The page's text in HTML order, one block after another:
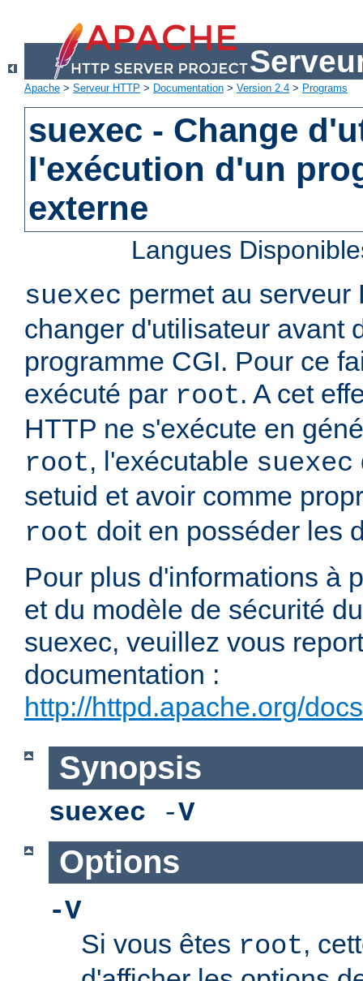
Apache > Serveur HTTP > Documentation > Version 2.4 > Programs
suexec - Change
l'exécution d'un
externe
Langues
suexec permet au serveur
changer d'utilisateur avant
programme CGI. Pour ce
exécuté par root. A cet
HTTP ne s'exécute en
root, l'exécutable suexec
setuid et avoir comme
root doit en posséder les
Pour plus d'informations à
et du modèle de sécurité
suexec, veuillez vous
documentation :
http://httpd.apache.org/
Synopsis
suexec -V
Options
-V
Si vous êtes root,